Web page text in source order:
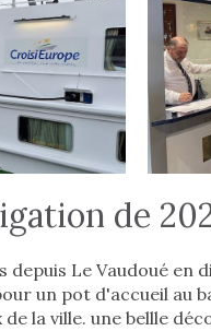
de
Le Vaudoué en
un pot d'accueil au
la ville. une bellle